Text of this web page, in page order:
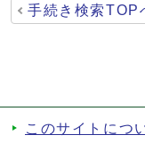
手続き検索TOP
このサイトにつ